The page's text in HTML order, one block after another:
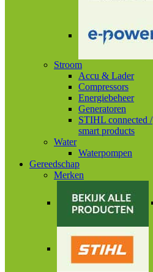
Stroom
Accu & Lader
Compressors
Energiebeheer
Generatoren
STIHL connected /
smart products
Water
Waterpompen
Gereedschap
Merken